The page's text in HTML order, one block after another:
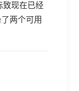
致现在已经
两个可用